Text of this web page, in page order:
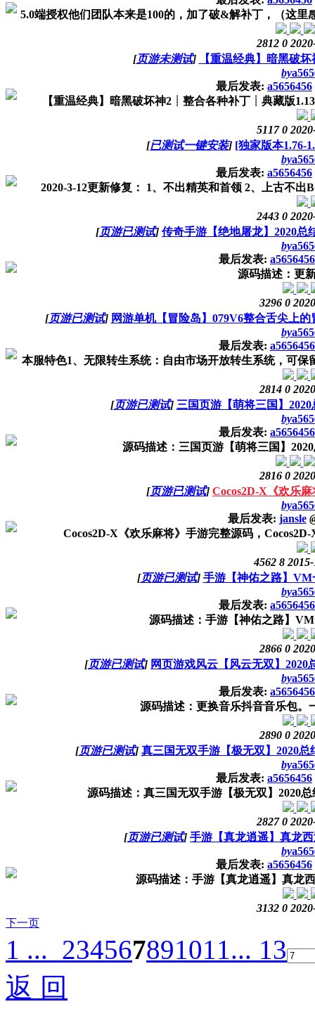
5.0端授权他们团队本来是100的，加了破&解补丁，（这
2812 0
[页游未测试]
【重温经典】暗黑破
by
最后发表: a5656456
【重温经典】暗黑破坏神2┊整合各种补丁┊典藏版
5117 0
[已测试一键安装] [独家版本1.76-
by
最后发表: a5656456
2020-3-12更新修复： 1、不出精英和首领 2、上古不
2443 0
[页游已测试] 传奇手游【绝地屠龙】2020总
by
最后发表: a5656456
源码描述：更
3296 0
[页游已测试] 网游单机【冒险岛】079V6整合舌尖上
by
最后发表: a5656456
本服特色1、无限转生系统：自由市场开放转生系统，可
2814 0
[页游已测试] 三国页游【萌将三国】
by
最后发表: a5656456
源码描述：三国页游【萌将三国】
2816 0
[页游已测试] Cocos2D-X《欢乐
by
最后发表: jansle
Cocos2D-X《欢乐麻将》手游完整源码，
4562 8
[页游已测试] 手游【神佑之路】
by
最后发表: a5656456
源码描述：手游【神佑之路】
2866 0
[页游已测试] 网页游戏风云【风云无双】
by
最后发表: a5656456
源码描述：更换音乐抖音音乐包。
2890 0
[页游已测试] 真三国无双手游【极无双】2020
by
最后发表: a5656456
源码描述：真三国无双手游【极无双】2020
2827 0
[页游已测试] 手游【真龙逍遥】真龙
by
最后发表: a5656456
源码描述：手游【真龙逍遥】真龙
3132 0
下一页
1 ... 234567891011... 13
返 回